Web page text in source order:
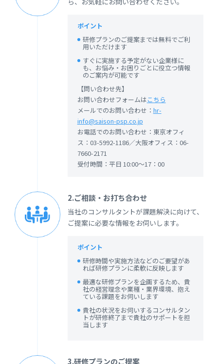
ポイント
研修プランのご提案までは無料でご利
用いただけます
すぐに実施する予定がない企業様に
も、お悩み・お困りごとに役立つ情報
のご案内が可能です
【問い合わせ先】
お問い合わせフォームはこちら
メールでのお問い合わせ： hr-
info@saison-psp.co.jp
お電話でのお問い合わせ：東京オフィ
ス：03-5992-1186／大阪オフィス：06-
7660-2171
受付時間：平日 10:00～17：00
2.ご相談・お打ち合わせ
当社のコンサルタントが課題解決に向けて、
ご提案に必要な情報をお伺いします。
ポイント
研修時間や実施方法などのご要望があ
れば研修プランに柔軟に反映します
最適な研修プランを企画するため、貴
社の経営理念や業種・業界環境、抱え
ている課題をお伺いします
貴社の状況をお伺いするコンサルタン
トが研修終了まで貴社のサポートを担
当します
3.研修プランのご提案